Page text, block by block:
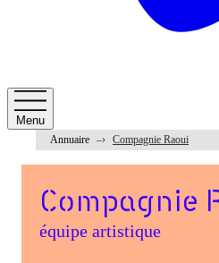
Menu
Annuaire Compagnie Raoui
Compagnie
équipe artistique